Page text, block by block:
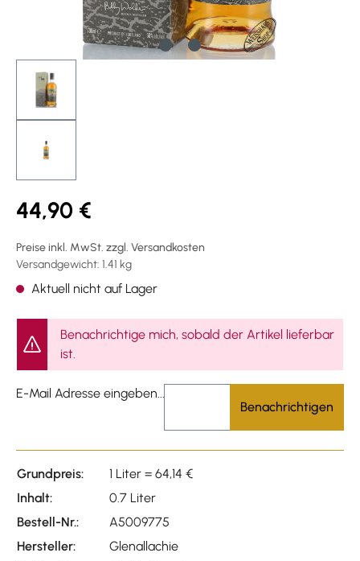
44,90 €
Preise inkl. MwSt. zzgl. Versandkosten
Versandgewicht: 1.41 kg
Aktuell nicht auf Lager
Benachrichtige mich, sobald der Artikel lieferbar
ist.
E-Mail Adresse eingeben...
Benachrichtigen
Grundpreis:
1 Liter = 64,14 €
Inhalt:
0.7 Liter
Bestell-Nr.:
A5009775
Hersteller:
Glenallachie